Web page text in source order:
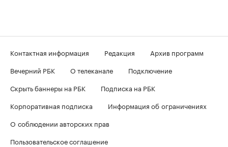
Контактная информация Редакция
Архив программ
Вечерний РБК
О телеканале
Подключение
Скрыть баннеры на РБК
Подписка на РБК
Корпоративная подписка
Информация об ограничениях
О соблюдении авторских прав
Пользовательское соглашение